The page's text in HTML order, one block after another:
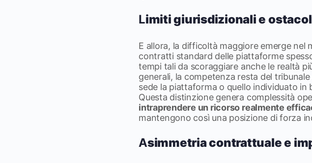
Limiti giurisdizionali e
E allora, la difficoltà maggiore emerge
contratti standard delle piattaforme
tempi tali da scoraggiare anche le realtà
generali, la competenza resta del
sede la piattaforma o quello individuato
Questa distinzione genera complessità
intraprendere un ricorso realmente
mantengono così una posizione di forza
Asimmetria contrattuale e